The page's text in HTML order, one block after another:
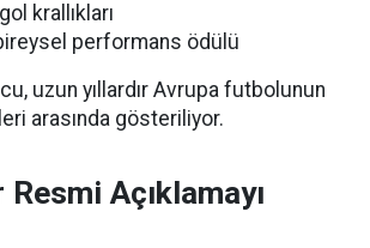
krallıkları
performans ödülü
uzun yıllardır Avrupa futbolunun
arasında gösteriliyor.
Açıklamayı